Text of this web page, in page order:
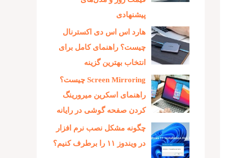
پیشنهادی
هارد اس اس دی اکسترنال
چیست؟ راهنمای کامل برای
انتخاب بهترین گزینه
Screen Mirroring چیست؟
راهنمای اسکرین میرورینگ
کردن صفحه گوشی در رایانه
چگونه مشکل نصب نرم افزار
در ویندوز ۱۱ را برطرف کنیم؟